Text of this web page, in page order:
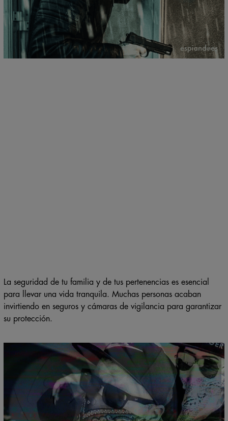
La seguridad de tu familia y de tus pertenencias es esencial
para llevar una vida tranquila. Muchas personas acaban
invirtiendo en seguros y cámaras de vigilancia para garantizar
su protección.